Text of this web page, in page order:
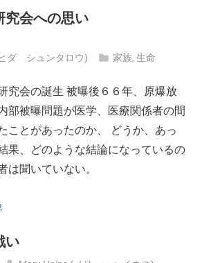
究会への思い
ダ シュンタロウ)
家族,生命
究会の誕生 被曝後６６年、原爆放
部被曝問題が医学、医療関係者の間
ことがあったのか、 どうか、あっ
果、どのような結論になっているの
は聞いていない。
い